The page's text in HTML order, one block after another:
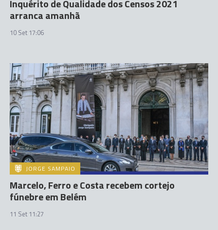
Inquérito de Qualidade dos Censos 2021
arranca amanhã
10 Set 17:06
JORGE SAMPAIO
Marcelo, Ferro e Costa recebem cortejo
fúnebre em Belém
11 Set 11:27